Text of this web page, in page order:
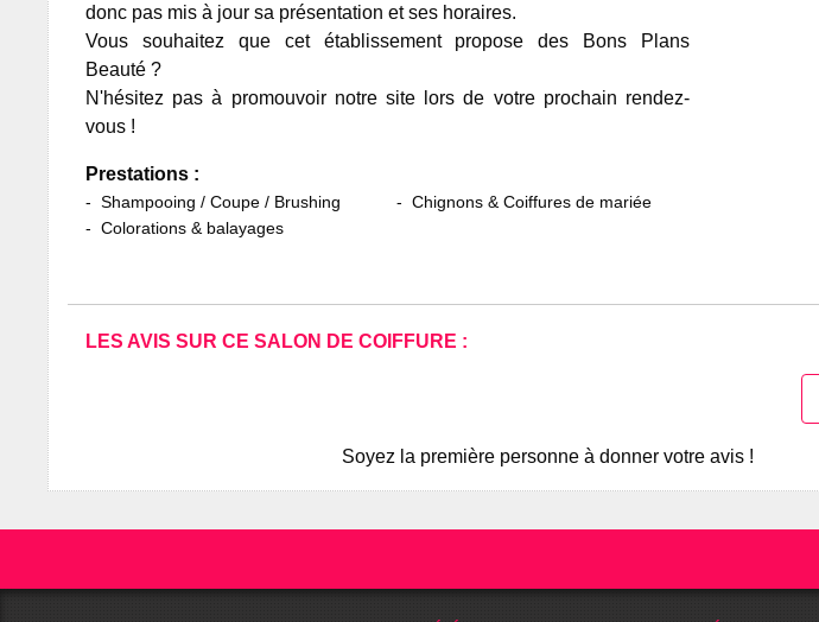
donc pas mis à jour sa présentation et ses horaires.
Vous souhaitez que cet établissement propose des Bons Plans
Beauté ?
N'hésitez pas à promouvoir notre site lors de votre prochain rendez-
vous !
Prestations :
Shampooing / Coupe / Brushing
Colorations & balayages
Chignons & Coiffures de mariée
LES AVIS SUR CE SALON DE COIFFURE :
Soyez la première personne à donner votre avis !